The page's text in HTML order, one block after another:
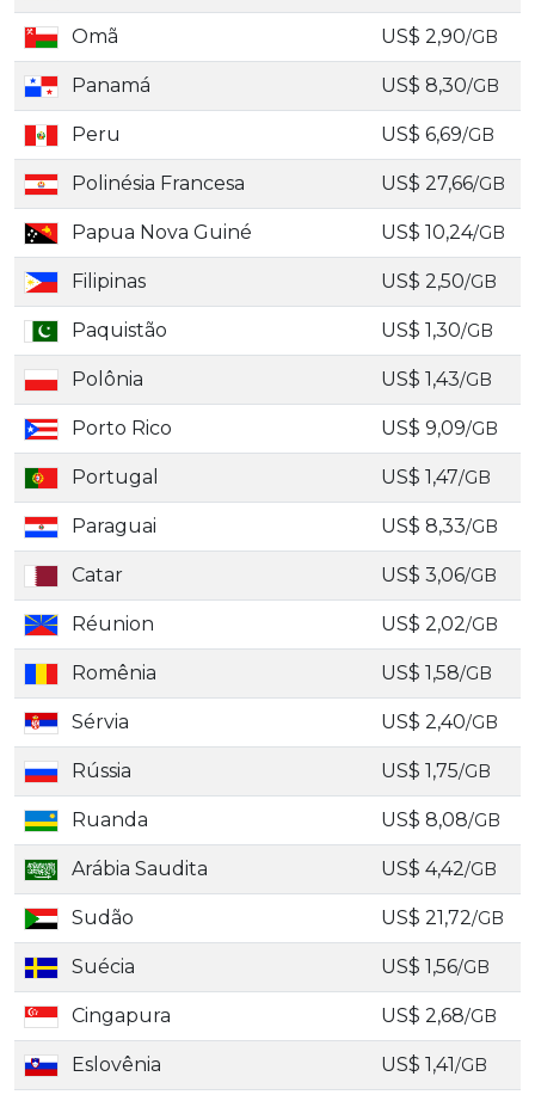
Omã US$ 2,90/GB
Panamá US$ 8,30/GB
Peru US$ 6,69/GB
Polinésia Francesa US$ 27,66/GB
Papua Nova Guiné US$ 10,24/GB
Filipinas US$ 2,50/GB
Paquistão US$ 1,30/GB
Polônia US$ 1,43/GB
Porto Rico US$ 9,09/GB
Portugal US$ 1,47/GB
Paraguai US$ 8,33/GB
Catar US$ 3,06/GB
Réunion US$ 2,02/GB
Romênia US$ 1,58/GB
Sérvia US$ 2,40/GB
Rússia US$ 1,75/GB
Ruanda US$ 8,08/GB
Arábia Saudita US$ 4,42/GB
Sudão US$ 21,72/GB
Suécia US$ 1,56/GB
Cingapura US$ 2,68/GB
Eslovênia US$ 1,41/GB